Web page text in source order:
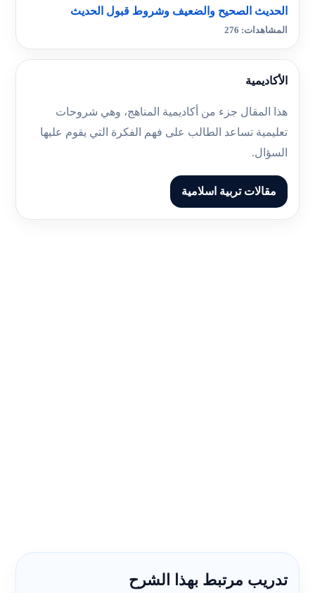
الحديث الصحيح والضعيف وشروط قبول الحديث
المشاهدات: 276
الأكاديمية
هذا المقال جزء من أكاديمية المناهج، وهي شروحات
تعليمية تساعد الطالب على فهم الفكرة التي يقوم عليها
السؤال.
مقالات تربية اسلامية
تدريب مرتبط بهذا الشرح